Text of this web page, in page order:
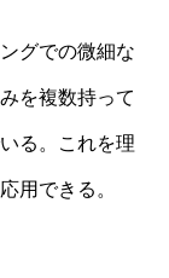
グでの微細な
を複数持って
る。これを理
用できる。